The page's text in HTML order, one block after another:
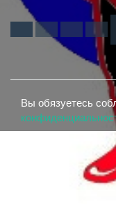
Вы обязуетесь